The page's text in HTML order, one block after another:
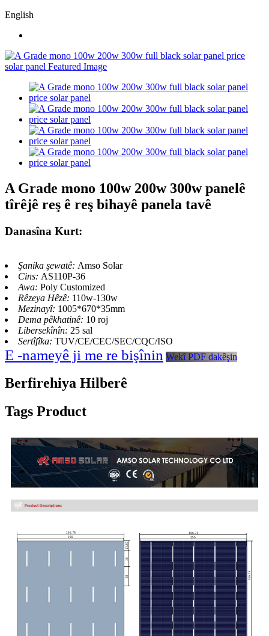
English
A Grade mono 100w 200w 300w panelê
tîrêjê reş ê reş bihayê panela tavê
Danasîna Kurt:
Şanika şewatê: Amso Solar
Cins: AS110P-36
Awa: Poly Customized
Rêzeya Hêzê: 110w-130w
Mezinayî: 1005*670*35mm
Dema pêkhatinê: 10 roj
Libersekînîn: 25 sal
Sertîfîka: TUV/CE/CEC/SEC/CQC/ISO
E -nameyê ji me re bişînin Wekî PDF dakêşin
Berfirehiya Hilberê
Tags Product